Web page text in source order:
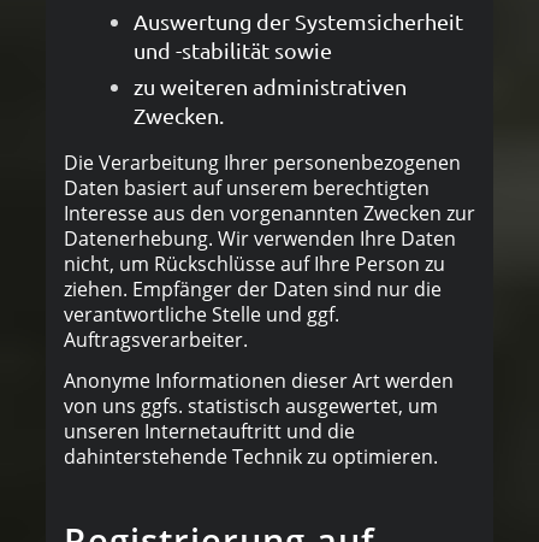
Auswertung der Systemsicherheit
und -stabilität sowie
zu weiteren administrativen
Zwecken.
Die Verarbeitung Ihrer personenbezogenen
Daten basiert auf unserem berechtigten
Interesse aus den vorgenannten Zwecken zur
Datenerhebung. Wir verwenden Ihre Daten
nicht, um Rückschlüsse auf Ihre Person zu
ziehen. Empfänger der Daten sind nur die
verantwortliche Stelle und ggf.
Auftragsverarbeiter.
Anonyme Informationen dieser Art werden
von uns ggfs. statistisch ausgewertet, um
unseren Internetauftritt und die
dahinterstehende Technik zu optimieren.